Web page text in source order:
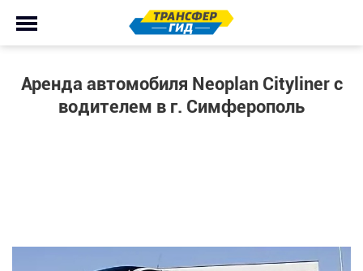
Аренда автомобиля Neoplan Cityliner с
водителем в г. Симферополь